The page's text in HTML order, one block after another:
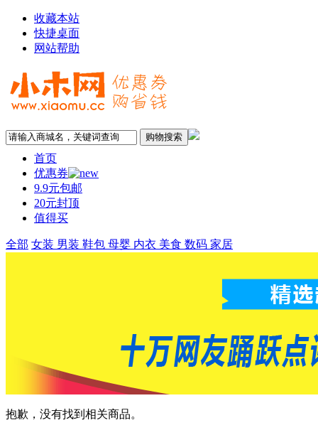
收藏本站
快捷桌面
网站帮助
首页
优惠券
9.9元包邮
20元封顶
值得买
全部 女装 男装 鞋包 母婴 内衣 美食 数码 家居
抱歉，没有找到相关商品。